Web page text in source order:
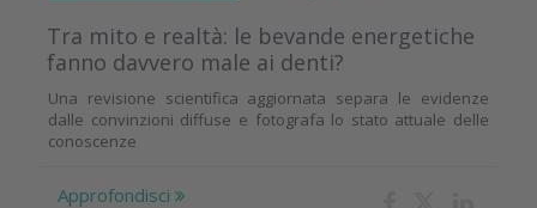
Tra mito e realtà: le bevande energetiche
fanno davvero male ai denti?
Una revisione scientifica aggiornata separa le evidenze
dalle convinzioni diffuse e fotografa lo stato attuale delle
conoscenze
Approfondisci